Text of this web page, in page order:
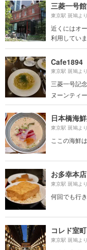
三菱一号
東京駅 斑鳩よ
近くにはオ
利用してい
Cafe1894
東京駅 斑鳩よ
三菱一号記
ヌーンティ
日本橋海
東京駅 斑鳩よ
ここの海鮮
お多幸本店
東京駅 斑鳩よ
何回でも行き
コレド室
東京駅 斑鳩よ